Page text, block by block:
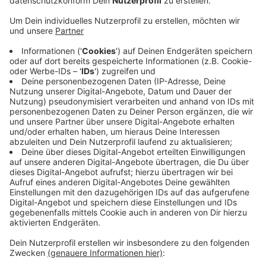
In Aachen startet am Donnerstag das Weihnachtsdorf
öffnet das Weihnachtsevent in der Aachener
Innenstadt dann wieder seine Tore.
In der Regel ist es dienstags bis freitags von 15 bis 21
Uhr und am Wochenende schon ab 12 Uhr geöffnet.
Zum Auftakt stehen gleich zwei besondere Events an.
Von 15 bis 17 Uhr findet ein Bastelworkshop für Kinder
statt und ab 19 Uhr gibt es den DonnerstagsSchwof
mit DJ Fishmoon.
Am Freitag öffnet dann auch der Aachener
Weihnachtsmarkt.
Anzeige